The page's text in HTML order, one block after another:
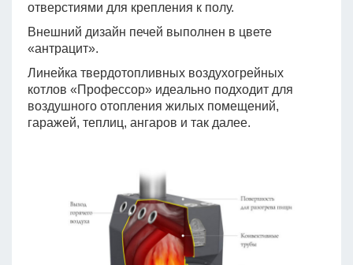
отверстиями для крепления к полу.
Внешний дизайн печей выполнен в цвете
«антрацит».
Линейка твердотопливных воздухогрейных
котлов «Профессор» идеально подходит для
воздушного отопления жилых помещений,
гаражей, теплиц, ангаров и так далее.